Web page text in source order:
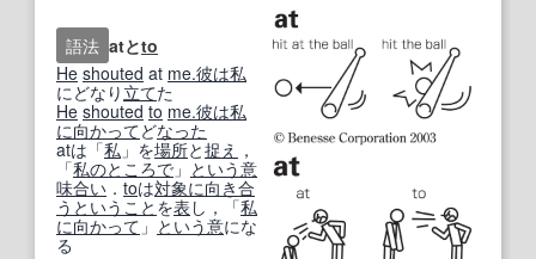
語法 atとto
He shouted at me.彼は私
にどなり 立てた
He shouted to me.彼は私
に向かってどなった
atは「私 」を場所と捉え ，
「私のところで 」 という意
味合い ． toは対象に向き合
う ということ を表 し，「私
に向かって 」 という意にな
る